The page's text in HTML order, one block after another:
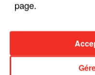
"JE
page.